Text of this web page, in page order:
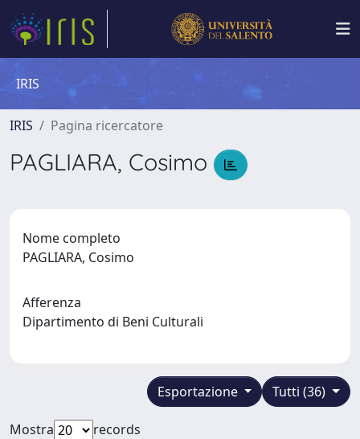
IRIS
IRIS Pagina ricercatore
PAGLIARA, Cosimo
Nome completo
PAGLIARA, Cosimo
Afferenza
Dipartimento di Beni Culturali
Tutti (36)
Esportazione
Mostra
records